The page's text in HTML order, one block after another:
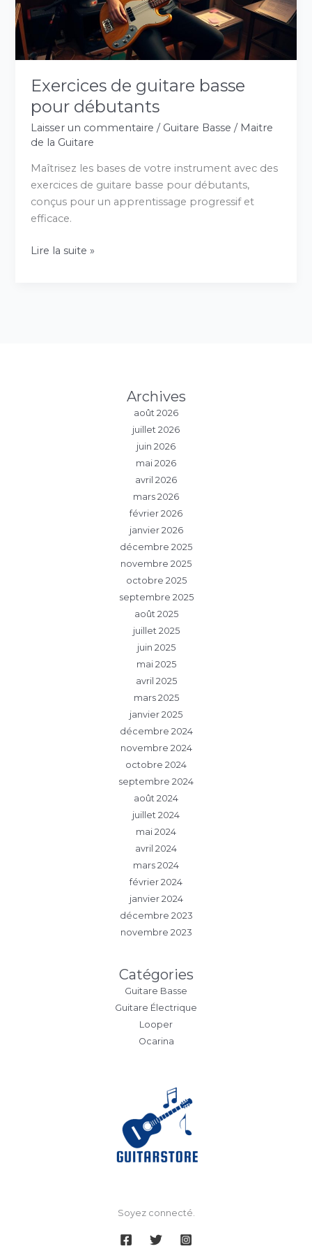
Exercices de guitare basse
pour débutants
Laisser un commentaire / Guitare Basse / Maitre
de la Guitare
Maîtrisez les bases de votre instrument avec des
exercices de guitare basse pour débutants,
conçus pour un apprentissage progressif et
efficace.
Lire la suite »
Archives
août 2026
juillet 2026
juin 2026
mai 2026
avril 2026
mars 2026
février 2026
janvier 2026
décembre 2025
novembre 2025
octobre 2025
septembre 2025
août 2025
juillet 2025
juin 2025
mai 2025
avril 2025
mars 2025
janvier 2025
décembre 2024
novembre 2024
octobre 2024
septembre 2024
août 2024
juillet 2024
mai 2024
avril 2024
mars 2024
février 2024
janvier 2024
décembre 2023
novembre 2023
Catégories
Guitare Basse
Guitare Électrique
Looper
Ocarina
Soyez connecté.